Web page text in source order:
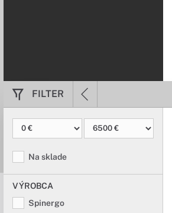
FILTER
Na sklade
VÝROBCA
Spinergo